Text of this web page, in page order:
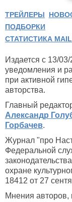
ТРЕЙЛЕРЫ
ПОДБОРКИ
СТАТИСТИКА
Издается с 13/
уведомления и
при активной
авторства.
Главный
Александр
Горбачев.
Журнал "про
Федеральной
охране
18412 от 27
Мнения